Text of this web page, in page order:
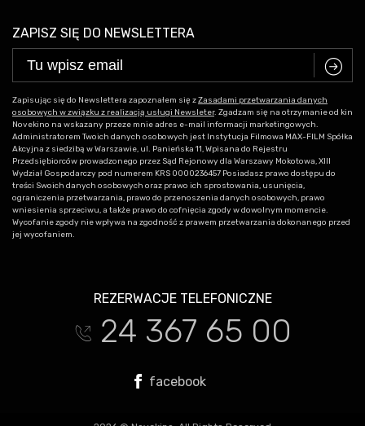
ZAPISZ SIĘ DO NEWSLETTERA
C
Zapisując się do Newslettera zapoznałem się zZasadami przetwarzania danych
osobowych w związku z realizacją usługi Newsleter. Zgadzam się na otrzymanie od kin
Novekino na wskazany przeze mnie adres e-mail informacji marketingowych.
Administratorem Twoich danych osobowych jest Instytucja Filmowa MAX-FILM Spółka
Akcyjna z siedzibą w Warszawie, ul. Panieńska 11, Wpisana do Rejestru
Przedsiębiorców prowadzonego przez Sąd Rejonowy dla Warszawy Mokotowa, XIII
Wydział Gospodarczy pod numerem KRS 0000236457 Posiadasz prawo dostępu do
treści Swoich danych osobowych oraz prawo ich sprostowania, usunięcia,
ograniczenia przetwarzania, prawo do przenoszenia danych osobowych, prawo
wniesienia sprzeciwu, a także prawo do cofnięcia zgody w dowolnym momencie.
Wycofanie zgody nie wpływa na zgodność z prawem przetwarzania dokonanego przed
jej wycofaniem.
REZERWACJE TELEFONICZNE
t 24 367 65 00
facebook